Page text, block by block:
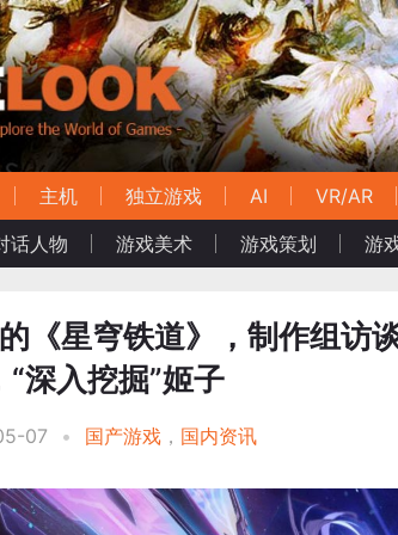
主机 独立游戏 AI VR/AR
话人物 游戏美术 游戏策划 游
《星穹铁道》，制作组访
“深入挖掘”姬子
07 • 国产游戏 ， 国内资讯